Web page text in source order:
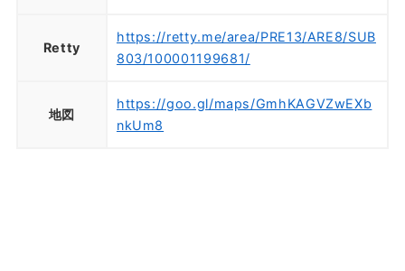
Retty
https://retty.me/area/PRE13/ARE8/SUB
803/100001199681/
地図
https://goo.gl/maps/GmhKAGVZwEXb
nkUm8